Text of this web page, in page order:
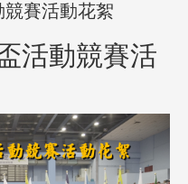
賽活動花絮
活動競賽活